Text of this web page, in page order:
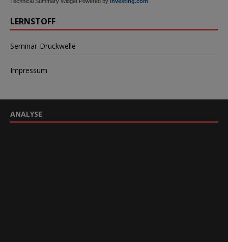
LERNSTOFF
Seminar-Druckwelle
Impressum
ANALYSE